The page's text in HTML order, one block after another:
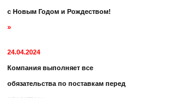
с Новым Годом и Рождеством!
»
24.04.2024
Компания выполняет все
обязательства по поставкам перед